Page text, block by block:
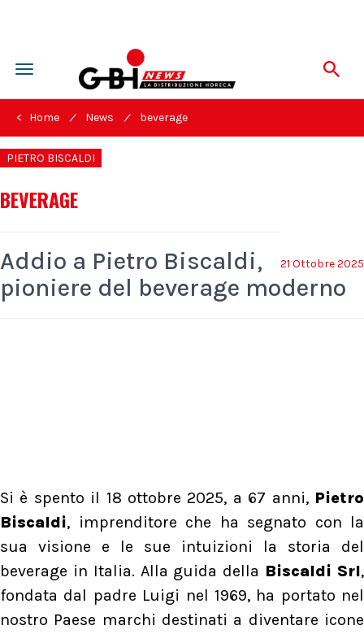
Toggle
navigation
< Home / News / beverage
PIETRO BISCALDI
BEVERAGE
21 Ottobre 2025
Addio a Pietro Biscaldi,
pioniere del beverage moderno
Si è spento il 18 ottobre 2025, a 67 anni, Pietro
Biscaldi, imprenditore che ha segnato con la
sua visione e le sue intuizioni la storia del
beverage in Italia. Alla guida della Biscaldi Srl,
fondata dal padre Luigi nel 1969, ha portato nel
nostro Paese marchi destinati a diventare icone